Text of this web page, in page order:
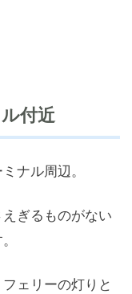
付近
ナル周辺。
ぎるものがない
ェリーの灯りと